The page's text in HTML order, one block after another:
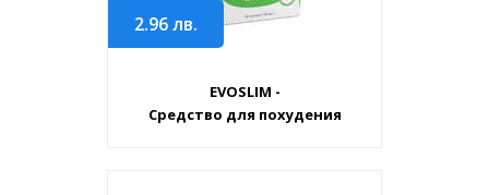
2.96лв.
EVOSLIM -
Средство для похудения